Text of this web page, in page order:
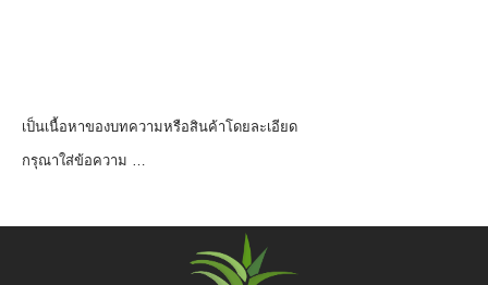
เป็นเนื้อหาของบทความหรือสินค้าโดยละเอียด
กรุณาใส่ข้อความ …